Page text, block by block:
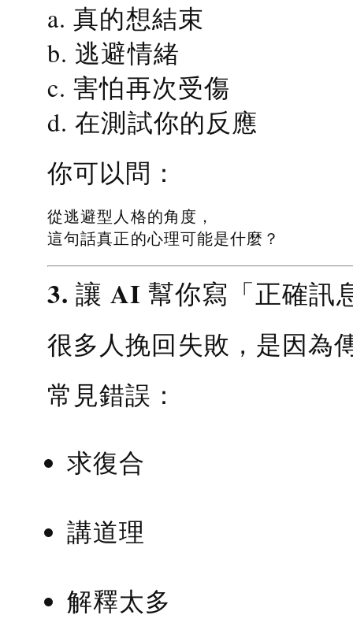
a. 真的想結束
b. 逃避情緒
c. 害怕再次受傷
d. 在測試你的反應
你可以問：
從逃避型人格的角度，
這句話真正的心理可能是什麼？
3. 讓 AI 幫你寫「正確訊
很多人挽回失敗，是因為
常見錯誤：
求復合
講道理
解釋太多